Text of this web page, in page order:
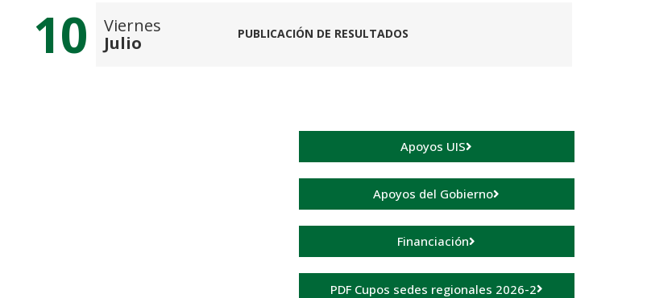
10
Viernes
Julio
PUBLICACIÓN DE RESULTADOS
Apoyos UIS
Apoyos del Gobierno
Financiación
PDF Cupos sedes regionales 2026-2